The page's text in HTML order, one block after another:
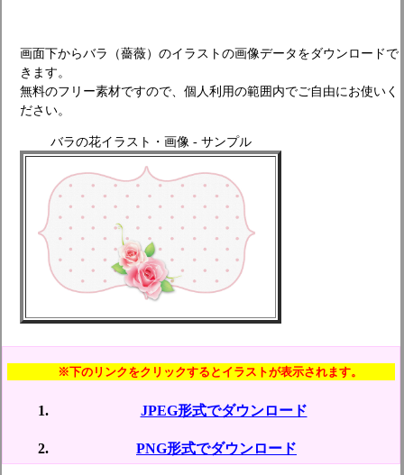
画面下からバラ（薔薇）のイラストの画像データをダウンロードで
きます。
無料のフリー素材ですので、個人利用の範囲内でご自由にお使いく
ださい。
バラの花イラスト・画像 - サンプル
※下のリンクをクリックするとイラストが表示されます。
JPEG形式でダウンロード
PNG形式でダウンロード